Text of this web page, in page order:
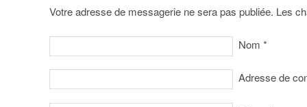
Votre adresse de messagerie ne sera pas publiée. Les
Nom *
Adresse de